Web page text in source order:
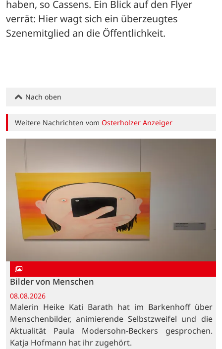
haben, so Cassens. Ein Blick auf den Flyer
verrät: Hier wagt sich ein überzeugtes
Szenemitglied an die Öffentlichkeit.
Nach oben
Weitere Nachrichten vomOsterholzer Anzeiger
Bilder von Menschen
08.08.2026
Malerin Heike Kati Barath hat im Barkenhoff über
Menschenbilder, animierende Selbstzweifel und die
Aktualität Paula Modersohn-Beckers gesprochen.
Katja Hofmann hat ihr zugehört.